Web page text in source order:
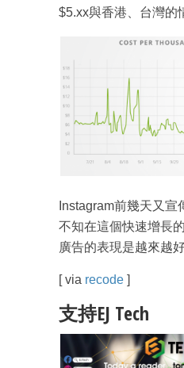
$5.xx與香港、台灣的
Instagram前幾天又宣
不知在這個快速增長
廣告的表現是越來越
[ via recode ]
支持EJ Tech